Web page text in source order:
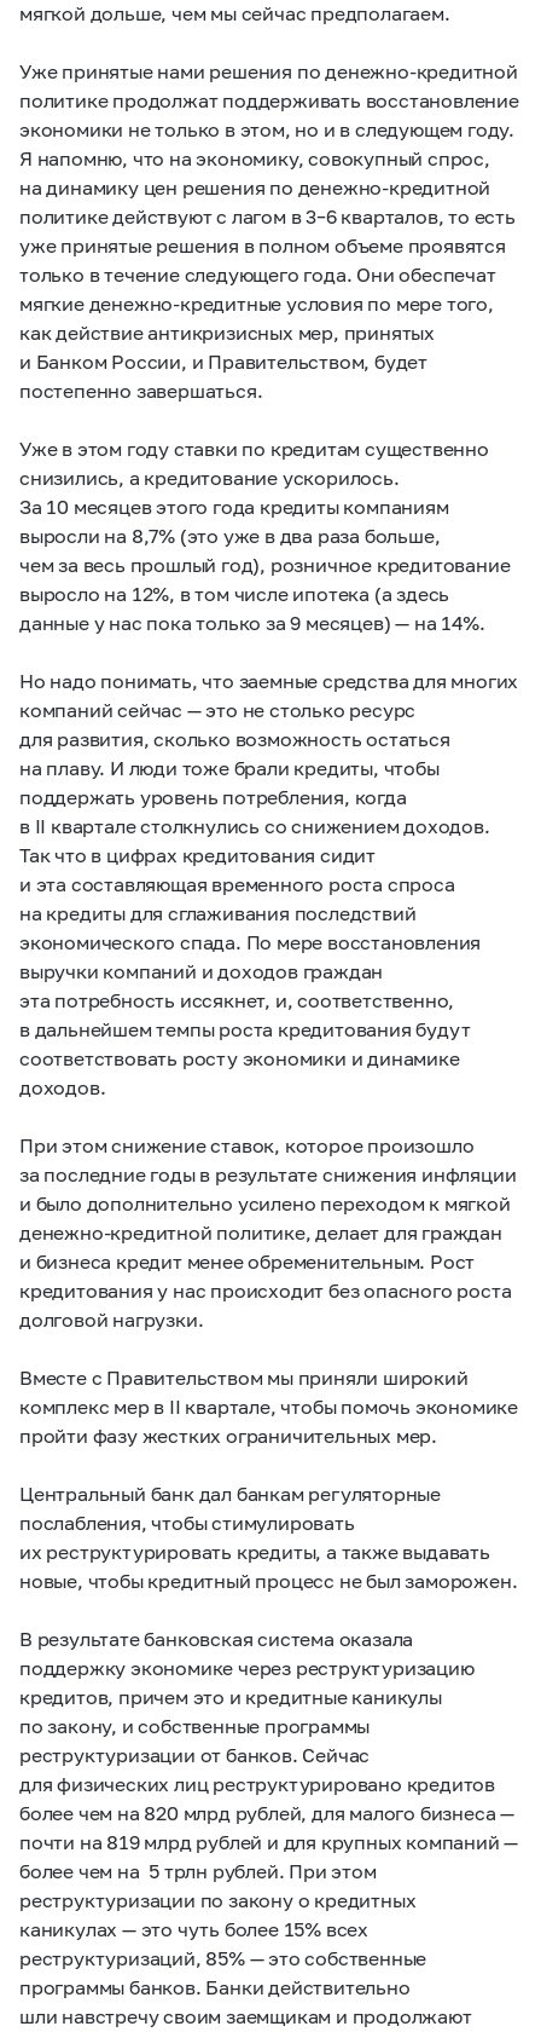
мягкой дольше, чем мы сейчас предполагаем.
Уже принятые нами решения по денежно-кредитной
политике продолжат поддерживать восстановление
экономики не только в этом, но и в следующем году.
Я напомню, что на экономику, совокупный спрос,
на динамику цен решения по денежно-кредитной
политике действуют с лагом в3–6 кварталов, то есть
уже принятые решения в полном объеме проявятся
только в течение следующего года. Они обеспечат
мягкие денежно-кредитные условия по мере того,
как действие антикризисных мер, принятых
и Банком России, и Правительством, будет
постепенно завершаться.
Уже в этом году ставки по кредитам существенно
снизились, а кредитование ускорилось.
За 10 месяцев этого года кредиты компаниям
выросли на 8,7% (это уже в два раза больше,
чем за весь прошлый год), розничное кредитование
выросло на 12%, в том числе ипотека (а здесь
данные у нас пока только за 9 месяцев) — на 14%.
Но надо понимать, что заемные средства для многих
компаний сейчас — это не столько ресурс
для развития, сколько возможность остаться
на плаву. И люди тоже брали кредиты, чтобы
поддержать уровень потребления, когда
в II квартале столкнулись со снижением доходов.
Так что в цифрах кредитования сидит
и эта составляющая временного роста спроса
на кредиты для сглаживания последствий
экономического спада. По мере восстановления
выручки компаний и доходов граждан
эта потребность иссякнет, и, соответственно,
в дальнейшем темпы роста кредитования будут
соответствовать росту экономики и динамике
доходов.
При этом снижение ставок, которое произошло
за последние годы в результате снижения инфляции
и было дополнительно усилено переходом к мягкой
денежно-кредитной политике, делает для граждан
и бизнеса кредит менее обременительным. Рост
кредитования у нас происходит без опасного роста
долговой нагрузки.
Вместе с Правительством мы приняли широкий
комплекс мер в II квартале, чтобы помочь экономике
пройти фазу жестких ограничительных мер.
Центральный банк дал банкам регуляторные
послабления, чтобы стимулировать
их реструктурировать кредиты, а также выдавать
новые, чтобы кредитный процесс не был заморожен.
В результате банковская система оказала
поддержку экономике через реструктуризацию
кредитов, причем это и кредитные каникулы
по закону, и собственные программы
реструктуризации от банков. Сейчас
для физических лиц реструктурировано кредитов
более чем на 820 млрд рублей, для малого бизнеса —
почти на 819 млрд рублей и для крупных компаний —
более чем на 5 трлн рублей. При этом
реструктуризации по закону о кредитных
каникулах — это чуть более 15% всех
реструктуризаций, 85% — это собственные
программы банков. Банки действительно
шли навстречу своим заемщикам и продолжают